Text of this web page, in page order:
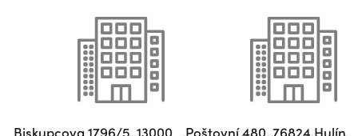
Biskupcova 1796/5, 13000
Poštovní 480, 76824 Hulín